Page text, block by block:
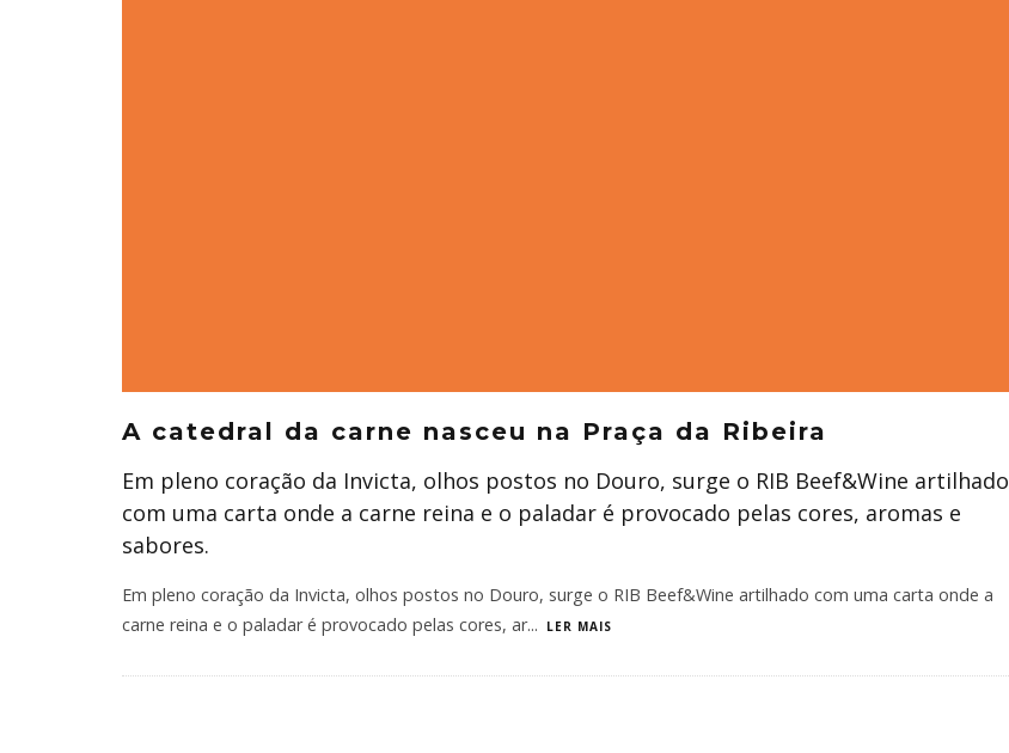
A catedral da carne nasceu na Praça da Ribeira
Em pleno coração da Invicta, olhos postos no Douro, surge o RIB Beef&Wine artilhado
com uma carta onde a carne reina e o paladar é provocado pelas cores, aromas e
sabores.
Em pleno coração da Invicta, olhos postos no Douro, surge o RIB Beef&Wine artilhado com uma carta onde a
carne reina e o paladar é provocado pelas cores, ar... LER MAIS